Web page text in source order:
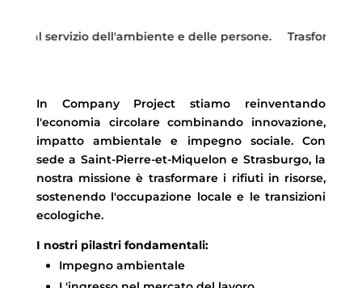
al servizio dell'ambiente e delle persone. Trasformare le
In Company Project stiamo reinventando
l'economia circolare combinando innovazione,
impatto ambientale e impegno sociale. Con
sede a Saint-Pierre-et-Miquelon e Strasburgo, la
nostra missione è trasformare i rifiuti in risorse,
sostenendo l'occupazione locale e le transizioni
ecologiche.
I nostri pilastri fondamentali:
Impegno ambientale